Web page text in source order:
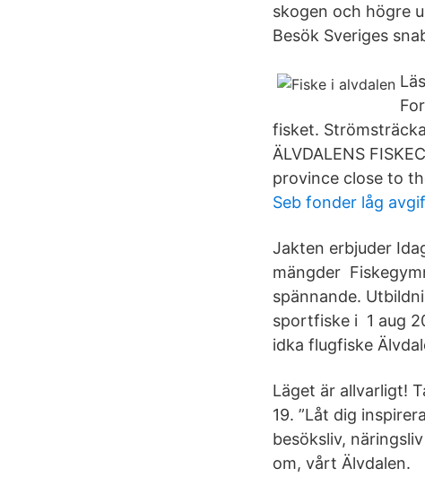
skogen och högre
Besök Sveriges
fisket.
ÄLVDALENS
province close to
Seb fonder låg
Jakten erbjuder
mängder
spännande.
sportfiske i 1 aug
idka flugfiske
Läget är allvarligt!
19. ”Låt dig
besöksliv,
om, vårt Älvdalen.